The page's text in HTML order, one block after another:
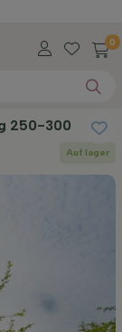
0
250-300
Auf lager